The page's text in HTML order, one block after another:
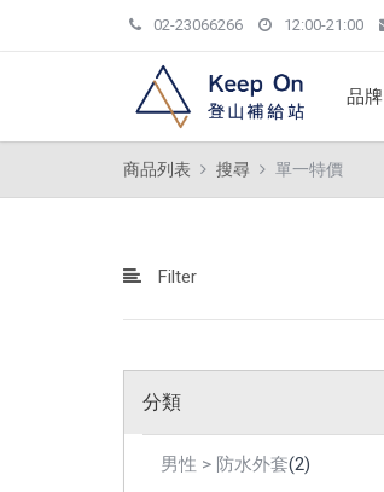
02-23066266 12:00-21:00
品牌
商品列表 搜尋 單一特價
Filter
分類
男性 > 防水外套(2)